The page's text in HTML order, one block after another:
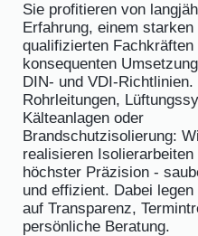
Sie profitieren von
Erfahrung, einem starken
qualifizierten Fachkräften
konsequenten
DIN- und VDI-Richtlinien.
Rohrleitungen,
Kälteanlagen oder
Brandschutzisolierung:
realisieren Isolierarbeiten
höchster Präzision -
und effizient. Dabei
auf Transparenz,
persönliche Beratung.